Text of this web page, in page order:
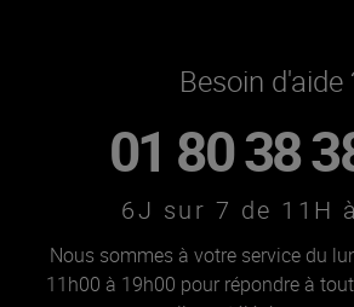
Besoin d'aide
01 80 38
6J sur 7 de 11H
Nous sommes à votre service du
11h00 à 19h00 pour répondre à